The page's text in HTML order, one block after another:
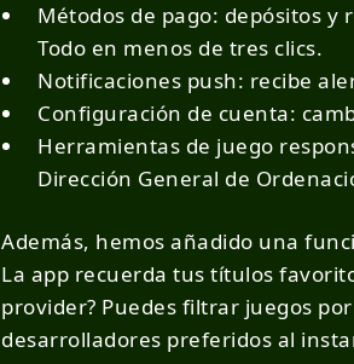
Métodos de pago: depósitos
Todo en menos de tres clics.
Notificaciones push: recibe
Configuración de cuenta:
Herramientas de juego
Dirección General de
Además, hemos añadido una
La app recuerda tus títulos
provider? Puedes filtrar juegos
desarrolladores preferidos al